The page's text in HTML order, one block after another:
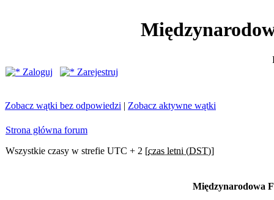
Zaloguj
Zarejestruj
Zobacz wątki bez odpowiedzi | Zobacz aktywne wątki
Strona główna forum
Wszystkie czasy w strefie UTC + 2 [czas letni (DST)]
Międzynarodowa